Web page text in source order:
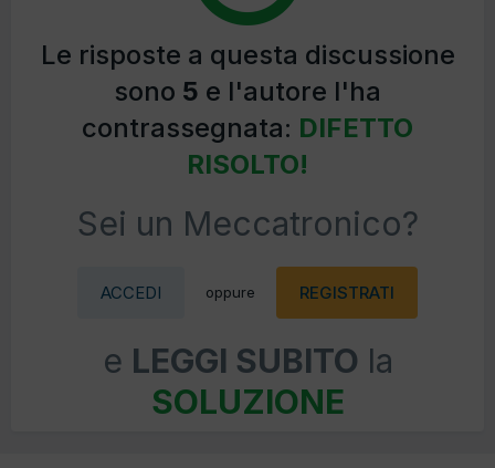
Le risposte a questa discussione
sono 5 e l'autore l'ha
contrassegnata: DIFETTO
RISOLTO!
Sei un Meccatronico?
ACCEDI oppure REGISTRATI
e LEGGI SUBITO la
SOLUZIONE